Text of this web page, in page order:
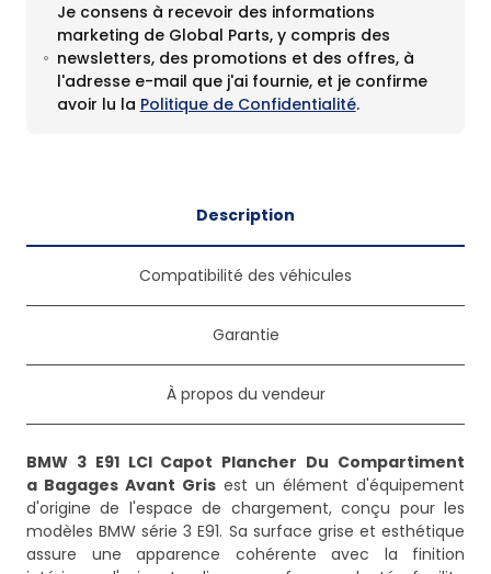
Je consens à recevoir des informations
marketing de Global Parts, y compris des
newsletters, des promotions et des offres, à
l'adresse e-mail que j'ai fournie, et je confirme
avoir lu la Politique de Confidentialité.
Description
Compatibilité des véhicules
Garantie
À propos du vendeur
BMW 3 E91 LCI Capot Plancher Du Compartiment
a Bagages Avant Gris est un élément d'équipement
d'origine de l'espace de chargement, conçu pour les
modèles BMW série 3 E91. Sa surface grise et esthétique
assure une apparence cohérente avec la finition